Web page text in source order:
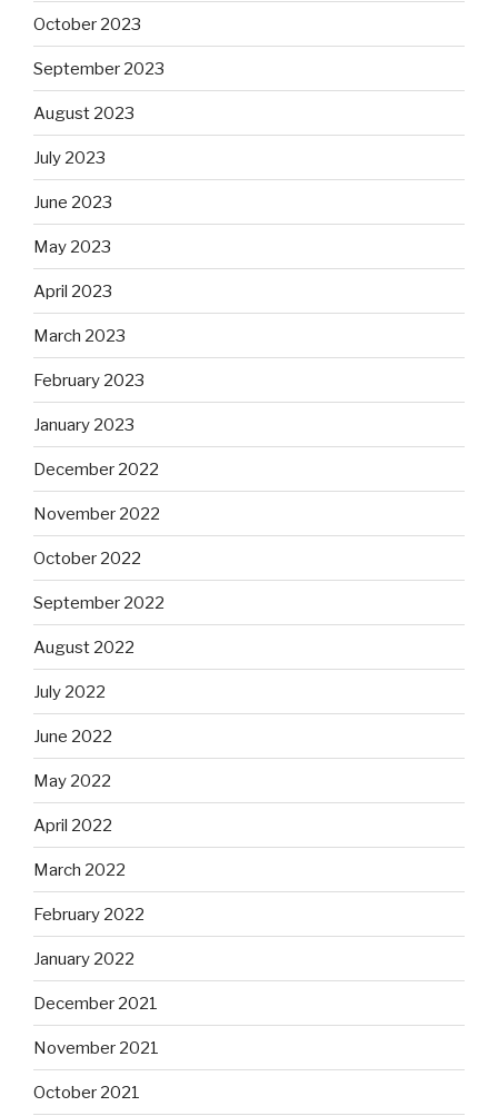
October 2023
September 2023
August 2023
July 2023
June 2023
May 2023
April 2023
March 2023
February 2023
January 2023
December 2022
November 2022
October 2022
September 2022
August 2022
July 2022
June 2022
May 2022
April 2022
March 2022
February 2022
January 2022
December 2021
November 2021
October 2021